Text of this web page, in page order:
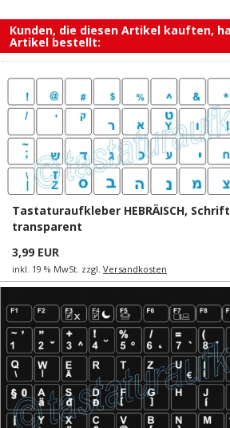
Kunden, die diesen Artikel kauften,
Artikel bestellt:
Tastaturaufkleber HEBRÄISCH,
transparent
3,99 EUR
inkl. 19 % MwSt. zzgl. Versandkosten